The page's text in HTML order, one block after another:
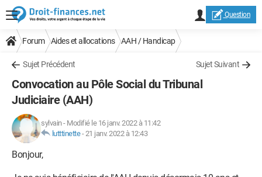
Question
Forum Aides et allocations AAH / Handicap
Sujet Précédent Sujet Suivant
Convocation au Pôle Social du Tribunal
Judiciaire (AAH)
sylvain- Modifié le 16 janv. 2022 à 11:42
lutttinette-21 janv. 2022 à 12:43
Bonjour,